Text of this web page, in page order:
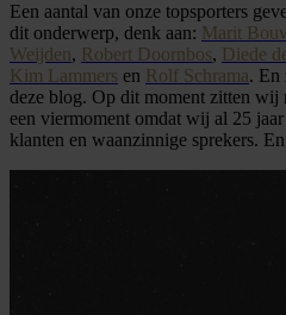
Een aantal van onze topsporters
dit onderwerp, denk aan: Marit
Weijden, Robert Doornbos, Diede
Kim Lammers en Rolf Schrama. En
deze blog. Op dit moment zitten wij
een viermoment omdat wij al 25
klanten en waanzinnige sprekers.